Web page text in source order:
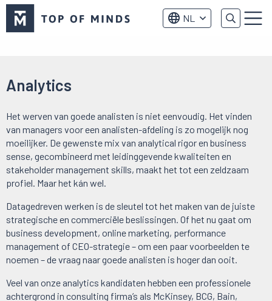
of
NL Menu
Analytics
Het werven van goede analisten is niet eenvoudig. Het vinden
van managers voor een analisten-afdeling is zo mogelijk nog
moeilijker. De gewenste mix van analytical rigor en business
sense, gecombineerd met leidinggevende kwaliteiten en
stakeholder management skills, maakt het tot een zeldzaam
profiel. Maar het kán wel.
Datagedreven werken is de sleutel tot het maken van de juiste
strategische en commerciële beslissingen. Of het nu gaat om
business development, online marketing, performance
management of CEO-strategie – om een paar voorbeelden te
noemen – de vraag naar goede analisten is hoger dan ooit.
Veel van onze analytics kandidaten hebben een professionele
achtergrond in consulting firma’s als McKinsey, BCG, Bain,